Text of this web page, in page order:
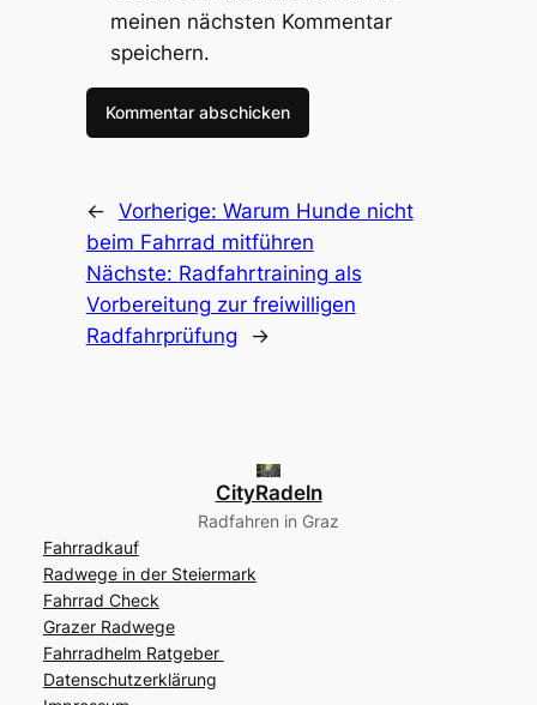
meinen nächsten Kommentar
speichern.
← Vorherige: Warum Hunde nicht
beim Fahrrad mitführen
Nächste: Radfahrtraining als
Vorbereitung zur freiwilligen
Radfahrprüfung
→
CityRadeln
Radfahren in Graz
Fahrradkauf
Radwege in der Steiermark
Fahrrad Check
Grazer Radwege
Fahrradhelm Ratgeber
Datenschutzerklärung